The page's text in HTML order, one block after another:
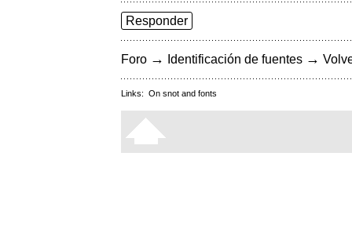
Responder
Foro → Identificación de fuentes →
Links: On snot and fonts